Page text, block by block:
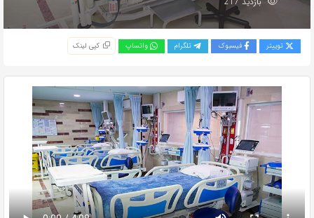
توییتر فیسبوک تلگرام واتساپ کپی لینک